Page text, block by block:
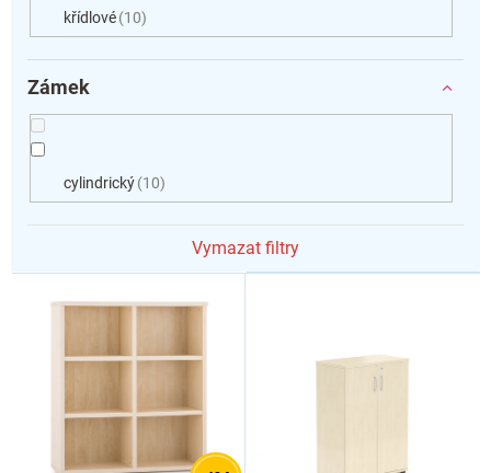
křídlové 10
Zámek
cylindrický 10
Vymazat filtry
V